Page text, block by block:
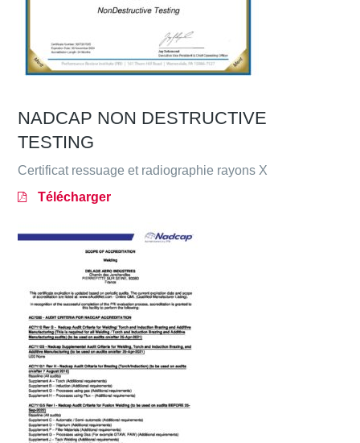
NADCAP NON DESTRUCTIVE
TESTING
Certificat ressuage et radiographie rayons X
Télécharger